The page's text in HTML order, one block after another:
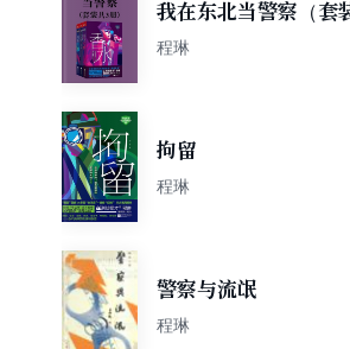
我在东北当警察（套
册）
程琳
拘留
程琳
警察与流氓
程琳